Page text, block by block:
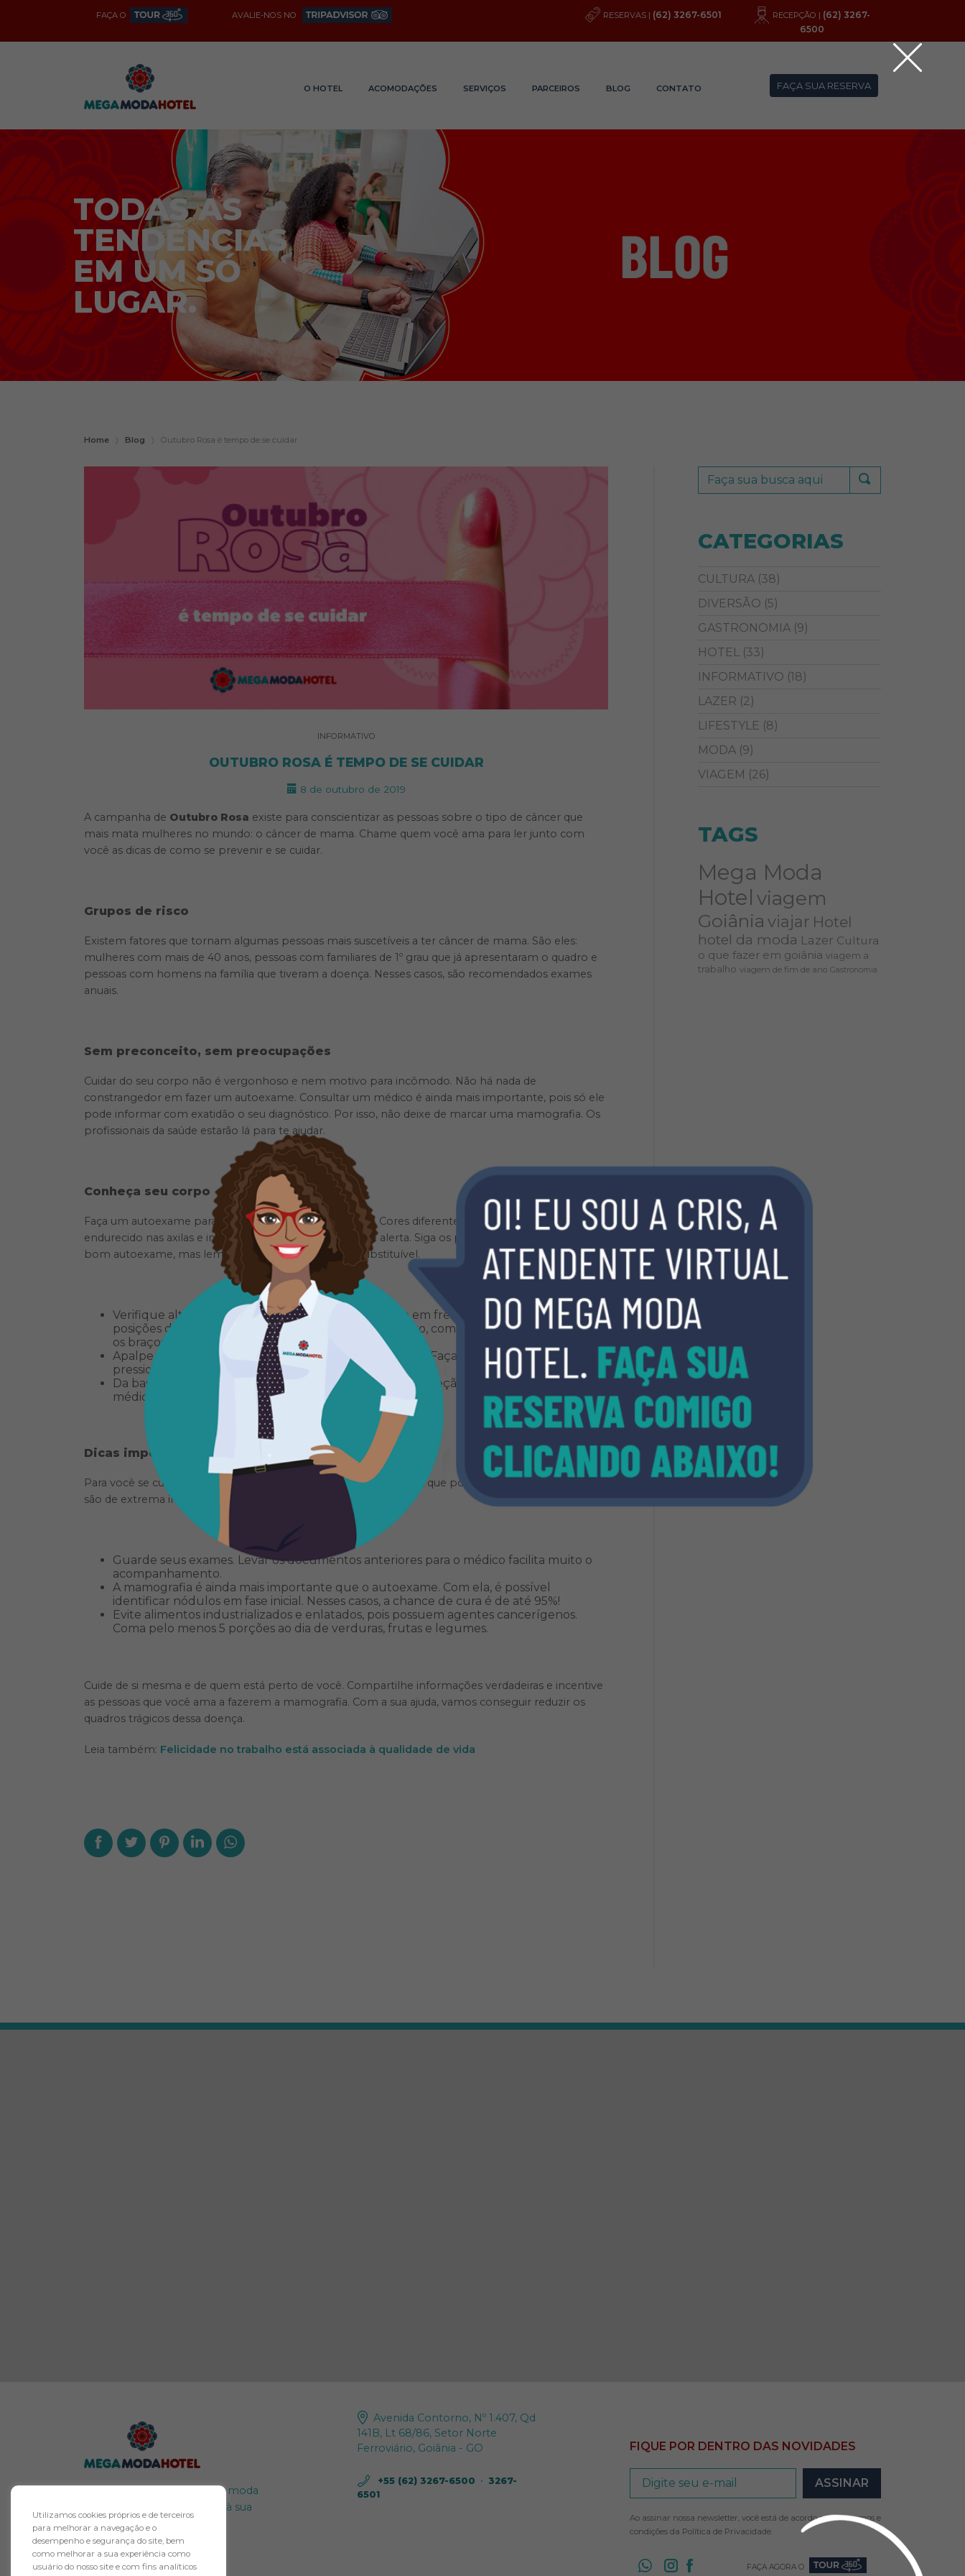
FAÇA O AVALIE-NOS NO RESERVAS | (62) 3267-6501 RECEPÇÃO | (62) 3267-
6500
O HOTEL ACOMODAÇÕES SERVIÇOS PARCEIROS BLOG CONTATO FAÇA SUA RESERVA
TODAS AS
TENDÊNCIAS
EM UM SÓ
LUGAR.
Home 〉 Blog 〉 Outubro Rosa é tempo de se cuidar
INFORMATIVO
OUTUBRO ROSA É TEMPO DE SE CUIDAR
8 de outubro de 2019
A campanha de Outubro Rosa existe para conscientizar as pessoas sobre o tipo de câncer que
mais mata mulheres no mundo: o câncer de mama. Chame quem você ama para ler junto com
você as dicas de como se prevenir e se cuidar.
Grupos de risco
Existem fatores que tornam algumas pessoas mais suscetíveis a ter câncer de mama. São eles:
mulheres com mais de 40 anos, pessoas com familiares de 1º grau que já apresentaram o quadro e
pessoas com homens na família que tiveram a doença. Nesses casos, são recomendados exames
anuais.
Sem preconceito, sem preocupações
Cuidar do seu corpo não é vergonhoso e nem motivo para incômodo. Não há nada de
constrangedor em fazer um autoexame. Consultar um médico é ainda mais importante, pois só ele
pode informar com exatidão o seu diagnóstico. Por isso, não deixe de marcar uma mamografia. Os
profissionais da saúde estarão lá para te ajudar.
Conheça seu corpo
Faça um autoexame para buscar alterações nas mamas. Cores diferentes, coceira constante, nódulo
endurecido nas axilas e inversão do mamilo são sinais de alerta. Siga os passos a seguir para fazer um
bom autoexame, mas lembre-se: a mamografia é insubstituível.
Verifique alterações de formato nas mamas, ficando em frente ao espelho em
posições diferentes: com os braços esticados para baixo, com as mãos na cintura, com
os braços levantados atrás da cabeça, fazendo força.
Apalpe cada mama à procura de alterações de textura. Faça movimentos circulares e
pressione levemente o seio com a ponta dos dedos.
Da base até a ponta, comprima os mamilos. Caso saia secreção, faça uma avaliação
médica.
Dicas importantes que pouca gente conhece
Para você se cuidar de uma forma ainda melhor, separamos dicas que pouca gente sabe, mas que
são de extrema importância.
Guarde seus exames. Levar os documentos anteriores para o médico facilita muito o
acompanhamento.
A mamografia é ainda mais importante que o autoexame. Com ela, é possível
identificar nódulos em fase inicial. Nesses casos, a chance de cura é de até 95%!
Evite alimentos industrializados e enlatados, pois possuem agentes cancerígenos.
Coma pelo menos 5 porções ao dia de verduras, frutas e legumes.
Cuide de si mesma e de quem está perto de você. Compartilhe informações verdadeiras e incentive
as pessoas que você ama a fazerem a mamografia. Com a sua ajuda, vamos conseguir reduzir os
quadros trágicos dessa doença.
Leia também: Felicidade no trabalho está associada à qualidade de vida
CATEGORIAS
CULTURA (38)
DIVERSÃO (5)
GASTRONOMIA (9)
HOTEL (33)
INFORMATIVO (18)
LAZER (2)
LIFESTYLE (8)
MODA (9)
VIAGEM (26)
TAGS
Mega Moda
Hotel viagem
Goiânia viajar Hotel
hotel da moda Lazer Cultura
o que fazer em goiânia viagem a
trabalho viagem de fim de ano Gastronomia
O maior polo atacadista de moda
do Brasil merece um hotel à sua
altura.
Avenida Contorno, Nº 1.407, Qd
141B, Lt 68/86, Setor Norte
Ferroviário, Goiânia - GO
+55 (62) 3267-6500 • 3267-
6501
FIQUE POR DENTRO DAS NOVIDADES
Ao assinar nossa newsletter, você está de acordo com os termos e
condições da Política de Privacidade
FAÇA AGORA O
Utilizamos cookies próprios e de terceiros
para melhorar a navegação e o
desempenho e segurança do site, bem
como melhorar a sua experiência como
usuário do nosso site e com fins analíticos